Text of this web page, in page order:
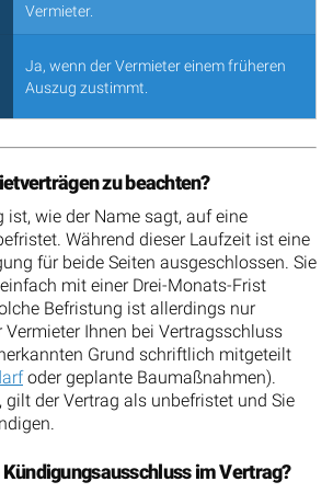
Vermieter.
Ja, wenn der Vermieter einem früheren
Auszug zustimmt.
zu beachten?
ist, wie der Name sagt, auf eine
Während dieser Laufzeit ist eine
für beide Seiten ausgeschlossen. Sie
mit einer Drei-Monats-Frist
Befristung ist allerdings nur
Ihnen bei Vertragsschluss
Grund schriftlich mitgeteilt
oder geplante Baumaßnahmen).
gilt der Vertrag als unbefristet und Sie
im Vertrag?